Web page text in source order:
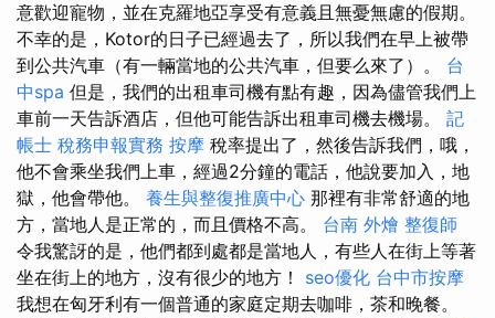
意歡迎寵物，並在克羅地亞享受有意義且無憂無慮的假期。
不幸的是，Kotor的日子已經過去了，所以我們在早上被帶
到公共汽車（有一輛當地的公共汽車，但要么來了）。 台
中spa 但是，我們的出租車司機有點有趣，因為儘管我們上
車前一天告訴酒店，但他可能告訴出租車司機去機場。 記
帳士 稅務申報實務 按摩 稅率提出了，然後告訴我們，哦，
他不會乘坐我們上車，經過2分鐘的電話，他說要加入，地
獄，他會帶他。 養生與整復推廣中心 那裡有非常舒適的地
方，當地人是正常的，而且價格不高。 台南 外燴 整復師
令我驚訝的是，他們都到處都是當地人，有些人在街上等著
坐在街上的地方，沒有很少的地方！ seo優化 台中市按摩
我想在匈牙利有一個普通的家庭定期去咖啡，茶和晚餐。